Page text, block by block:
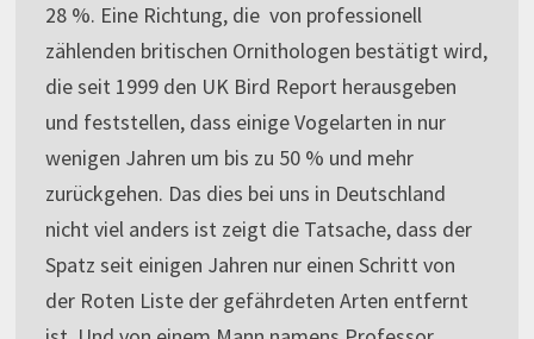
28 %. Eine Richtung, die von professionell
zählenden britischen Ornithologen bestätigt wird,
die seit 1999 den UK Bird Report herausgeben
und feststellen, dass einige Vogelarten in nur
wenigen Jahren um bis zu 50 % und mehr
zurückgehen. Das dies bei uns in Deutschland
nicht viel anders ist zeigt die Tatsache, dass der
Spatz seit einigen Jahren nur einen Schritt von
der Roten Liste der gefährdeten Arten entfernt